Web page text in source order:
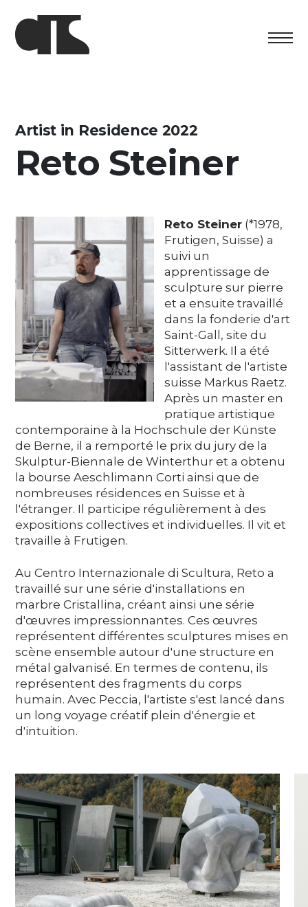
Programme culturel
Fondation
Découvrez
Media
Soutenez
DE EN FR IT
Artist in Residence 2022
Reto Steiner
Reto Steiner (*1978,
Frutigen, Suisse) a
suivi un
apprentissage de
sculpture sur pierre
et a ensuite travaillé
dans la fonderie d'art
Saint-Gall, site du
Sitterwerk. Il a été
l'assistant de l'artiste
suisse Markus Raetz.
Après un master en
pratique artistique
contemporaine à la Hochschule der Künste
de Berne, il a remporté le prix du jury de la
Skulptur-Biennale de Winterthur et a obtenu
la bourse Aeschlimann Corti ainsi que de
nombreuses résidences en Suisse et à
l'étranger. Il participe régulièrement à des
expositions collectives et individuelles. Il vit et
travaille à Frutigen.
Au Centro Internazionale di Scultura, Reto a
travaillé sur une série d'installations en
marbre Cristallina, créant ainsi une série
d'œuvres impressionnantes. Ces œuvres
représentent différentes sculptures mises en
scène ensemble autour d'une structure en
métal galvanisé. En termes de contenu, ils
représentent des fragments du corps
humain. Avec Peccia, l'artiste s'est lancé dans
un long voyage créatif plein d'énergie et
d'intuition.